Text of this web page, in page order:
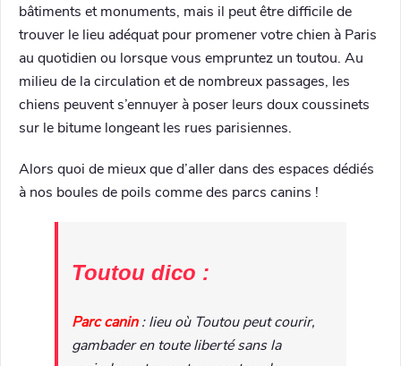
bâtiments et monuments, mais il peut être difficile de
trouver le lieu adéquat pour promener votre chien à Paris
au quotidien ou lorsque vous empruntez un toutou. Au
milieu de la circulation et de nombreux passages, les
chiens peuvent s’ennuyer à poser leurs doux coussinets
sur le bitume longeant les rues parisiennes.
Alors quoi de mieux que d’aller dans des espaces dédiés
à nos boules de poils comme des parcs canins !
Toutou dico :
Parc canin: lieu où Toutou peut courir,
gambader en toute liberté sans la